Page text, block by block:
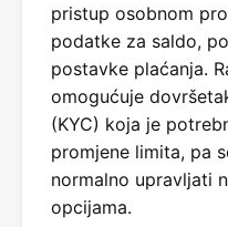
pristup osobnom
podatke za saldo,
postavke plaćanja.
omogućuje
(KYC) koja je
promjene limita, pa
normalno upravljati
opcijama.